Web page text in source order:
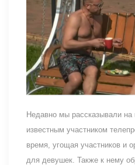
Недавно мы рассказывали
известным участником
время, угощая участников и
для девушек. Также к нему